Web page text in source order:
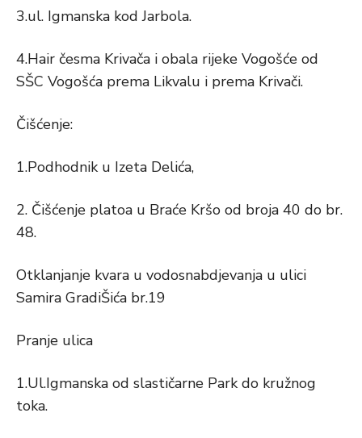
3.ul. Igmanska kod Jarbola.
4.Hair česma Krivača i obala rijeke Vogošće od
SŠC Vogošća prema Likvalu i prema Krivači.
Čišćenje:
1.Podhodnik u Izeta Delića,
2. Čišćenje platoa u Braće Kršo od broja 40 do br.
48.
Otklanjanje kvara u vodosnabdjevanja u ulici
Samira GradiŠića br.19
Pranje ulica
1.Ul.Igmanska od slastičarne Park do kružnog
toka.